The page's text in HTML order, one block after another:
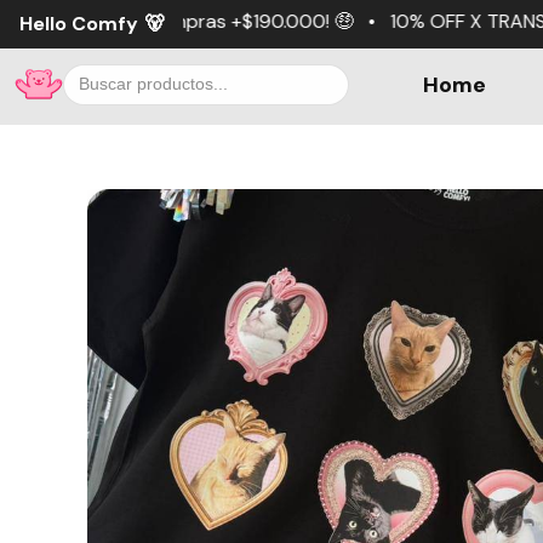
Hello Comfy 🐻
+$190.000! 🤑 • 10% OFF X TRANSFERENCIA 💵 •
Home